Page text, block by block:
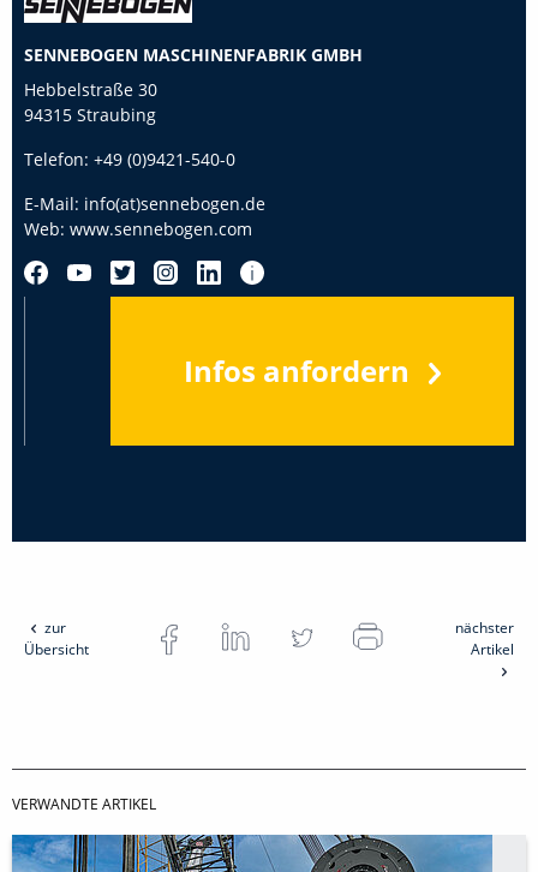
SENNEBOGEN MASCHINENFABRIK GMBH
Hebbelstraße 30
94315 Straubing
Telefon: +49 (0)9421-540-0
E-Mail: info(at)sennebogen.de
Web: www.sennebogen.com
Infos anfordern
zur
Übersicht
nächster
Artikel
VERWANDTE ARTIKEL